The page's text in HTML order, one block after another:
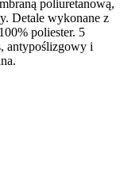
poliuretanową,
Detale wykonane z
poliester. 5
antypoślizgowy i